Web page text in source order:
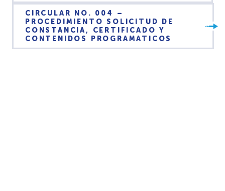
CIRCULAR NO. 004 –
PROCEDIMIENTO SOLICITUD DE
CONSTANCIA, CERTIFICADO Y
CONTENIDOS PROGRAMATICOS